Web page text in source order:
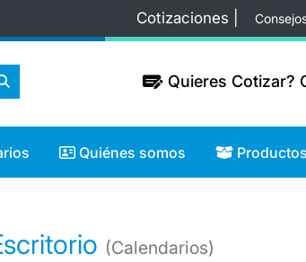
Cotizaciones |
Quieres Cotizar?
Quieres Cotizar?
Quiénes somos
Quiénes somos Productos
Productos
(Calendarios)